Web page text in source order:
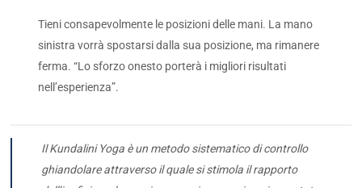
Tieni consapevolmente le posizioni delle mani. La mano
sinistra vorrà spostarsi dalla sua posizione, ma rimanere
ferma. “Lo sforzo onesto porterà i migliori risultati
nell’esperienza”.
Il Kundalini Yoga è un metodo sistematico di controllo
ghiandolare attraverso il quale si stimola il rapporto